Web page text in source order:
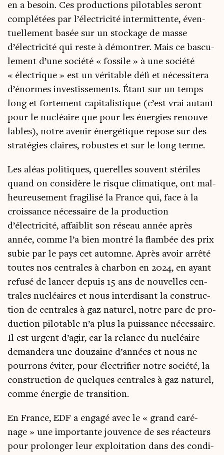
en a besoin. Ces pro­duc­tions pilo­tables seront
com­plé­tées par l’électricité inter­mit­tente, éven­
tuel­le­ment basée sur un sto­ckage de masse
d’électricité qui reste à démon­trer. Mais ce bas­cu­
le­ment d’une socié­té « fos­sile » à une socié­té
« élec­trique » est un véri­table défi et néces­si­te­ra
d’énormes inves­tis­se­ments. Étant sur un temps
long et for­te­ment capi­ta­lis­tique (c’est vrai autant
pour le nucléaire que pour les éner­gies renou­ve­
lables), notre ave­nir éner­gé­tique repose sur des
stra­té­gies claires, robustes et sur le long terme.
Les aléas poli­tiques, que­relles sou­vent sté­riles
quand on consi­dère le risque cli­ma­tique, ont mal­
heu­reu­se­ment fra­gi­li­sé la France qui, face à la
crois­sance néces­saire de la pro­duc­tion
d’électricité, affai­blit son réseau année après
année, comme l’a bien mon­tré la flam­bée des prix
subie par le pays cet automne. Après avoir arrê­té
toutes nos cen­trales à char­bon en 2024, en ayant
refu­sé de lan­cer depuis 15 ans de nou­velles cen­
trales nucléaires et nous inter­di­sant la construc­
tion de cen­trales à gaz natu­rel, notre parc de pro­
duc­tion pilo­table n’a plus la puis­sance néces­saire.
Il est urgent d’agir, car la relance du nucléaire
deman­de­ra une dou­zaine d’années et nous ne
pour­rons évi­ter, pour élec­tri­fier notre socié­té, la
construc­tion de quelques cen­trales à gaz natu­rel,
comme éner­gie de transition.
En France, EDF a enga­gé avec le « grand caré­
nage » une impor­tante jou­vence de ses réac­teurs
pour pro­lon­ger leur exploi­ta­tion dans des condi­